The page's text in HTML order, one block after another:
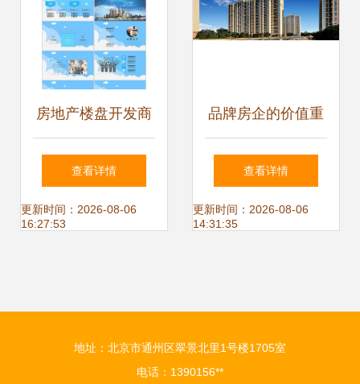
房地产楼盘开发商
PPT模板
查看详情
更新时间：2026-08-06
16:27:53
品牌房企的价值重
塑 以金科股份
2021年业绩为例剖
查看详情
更新时间：2026-08-06
14:31:35
地址：北京市通州区翠景北里1号楼1705室
电话：1390156**